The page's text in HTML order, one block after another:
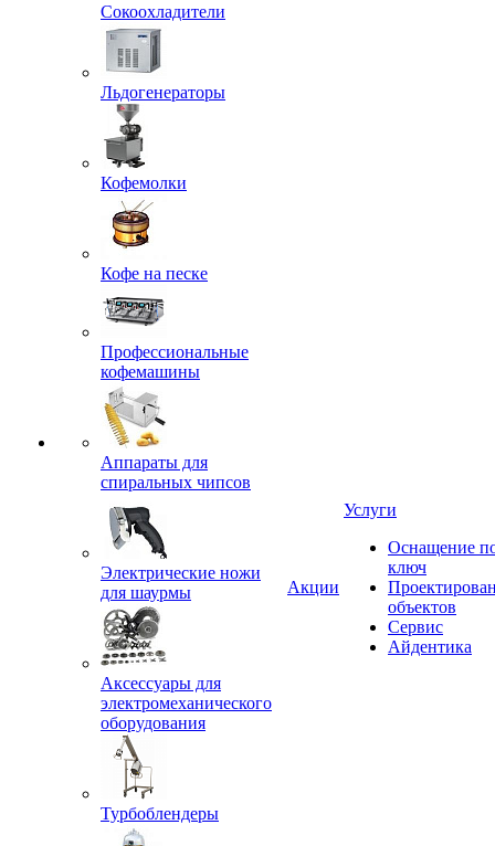
Сокоохладители
Льдогенераторы
Кофемолки
Кофе на песке
Профессиональные
кофемашины
Аппараты для
спиральных чипсов
Электрические ножи
для шаурмы
Аксессуары для
электромеханического
оборудования
Турбоблендеры
Акции
Услуги
Оснащение
ключ
объектов
Сервис
Айдентика